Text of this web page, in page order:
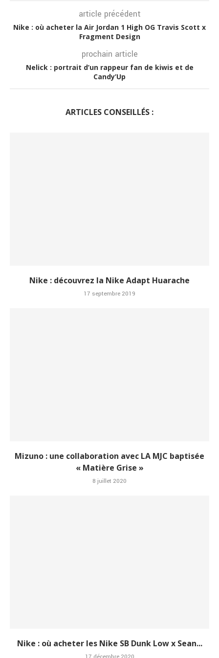
article précédent
Nike : où acheter la Air Jordan 1 High OG Travis Scott x
Fragment Design
prochain article
Nelick : portrait d’un rappeur fan de kiwis et de
Candy’Up
ARTICLES CONSEILLÉS :
Nike : découvrez la Nike Adapt Huarache
17 septembre 2019
Mizuno : une collaboration avec LA MJC baptisée
« Matière Grise »
8 juillet 2020
Nike : où acheter les Nike SB Dunk Low x Sean...